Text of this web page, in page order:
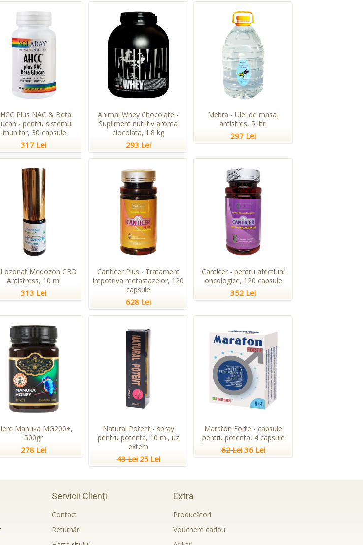
Plus NAC & Beta
- pentru sistemul
imunitar, 30 capsule
317 Lei
Animal Whey Chocolate -
Supliment nutritiv aroma
ciocolata, 1.8 kg
293 Lei
Mebra - Ulei de masaj
antistres, 5 litri
297 Lei
ozonat Medozon CBD
Antistress, 10 ml
313 Lei
Canticer Plus - Tratament
impotriva metastazelor, 120
capsule
628 Lei
Canticer - pentru afectiuni
oncologice, 120 capsule
352 Lei
Manuka MG200+,
500gr
278 Lei
Natural Potent - spray
pentru potenta, 10 ml, uz
extern
43 Lei 25 Lei
Maraton Forte - capsule
pentru potenta, 4 capsule
62 Lei 36 Lei
Servicii Clienţi
Contact
Returnări
Extra
Producători
Vouchere cadou